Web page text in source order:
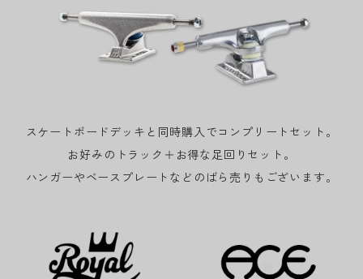
スケートボードデッキと同時購入でコンプリートセット。
お好みのトラック＋お得な足回りセット。
ハンガーやベースプレートなどのばら売りもございます。